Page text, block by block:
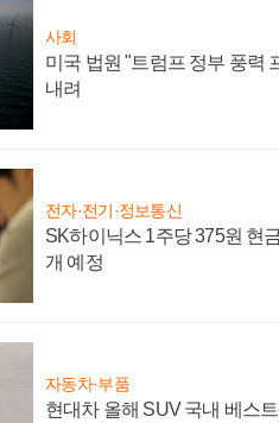
사회
미국 법원 "트럼프 정부 풍력
내려
전자·전기·정보통신
SK하이닉스 1주당 375원 현
개 예정
자동차·부품
현대차 올해 SUV 국내 베스